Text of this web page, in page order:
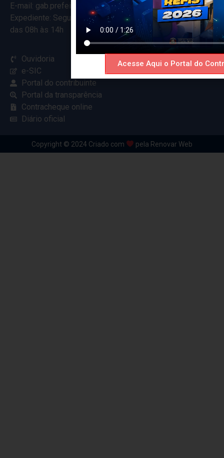
E-mail: gab.prefeitocearamirim@gmail.com
Expediente: Segunda à Sexta
das 08h às 14h
Ouvidoria
e-SIC
Portal do contribuinte
Portal da transparência
Contracheque online
Diário oficial
Copyright © 2024 Criado com pela Renovar Web
Acesse Aqui o Portal do